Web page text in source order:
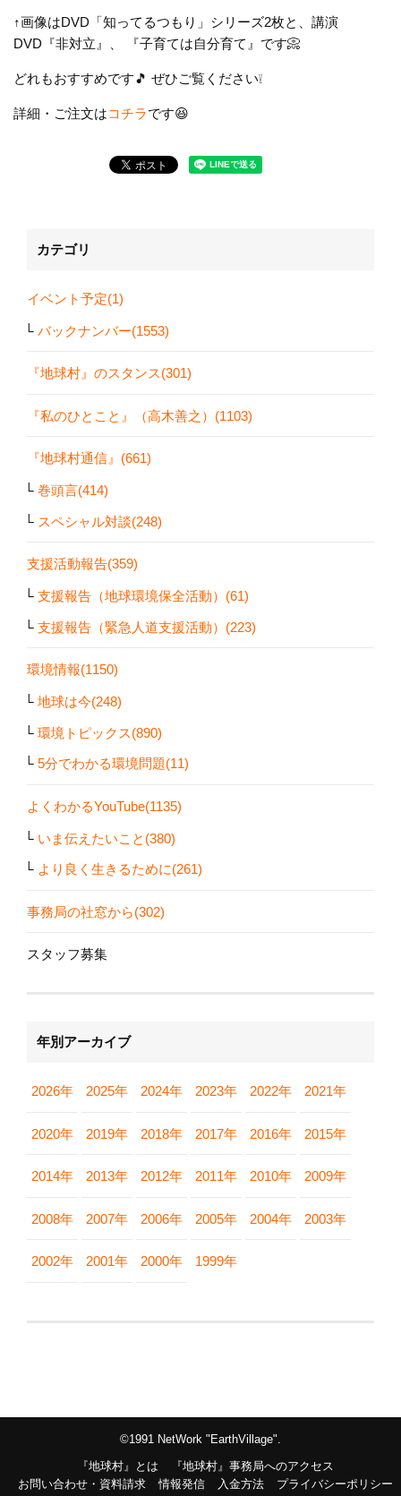
↑画像はDVD 「知ってるつもり」シリーズ2枚と、 講演
DVD 『非対立』、 『子育ては自分育て』です📀
どれもおすすめです🎵 ぜひご覧ください❕
詳細・ご注文はコチラです😆
カテゴリ
イベント予定(1)
バックナンバー(1553)
『地球村』のスタンス(301)
『私のひとこと』（高木善之）(1103)
『地球村通信』(661)
巻頭言(414)
スペシャル対談(248)
支援活動報告(359)
支援報告（地球環境保全活動）(61)
支援報告（緊急人道支援活動）(223)
環境情報(1150)
地球は今(248)
環境トピックス(890)
5分でわかる環境問題(11)
よくわかるYouTube(1135)
いま伝えたいこと(380)
より良く生きるために(261)
事務局の社窓から(302)
スタッフ募集
年別アーカイブ
2026年 2025年 2024年 2023年 2022年 2021年
2020年 2019年 2018年 2017年 2016年 2015年
2014年 2013年 2012年 2011年 2010年 2009年
2008年 2007年 2006年 2005年 2004年 2003年
2002年 2001年 2000年 1999年
©1991 NetWork "EarthVillage".
『地球村』とは
『地球村』事務局へのアクセス
お問い合わせ・資料請求
情報発信 入金方法 プライバシーポリシー